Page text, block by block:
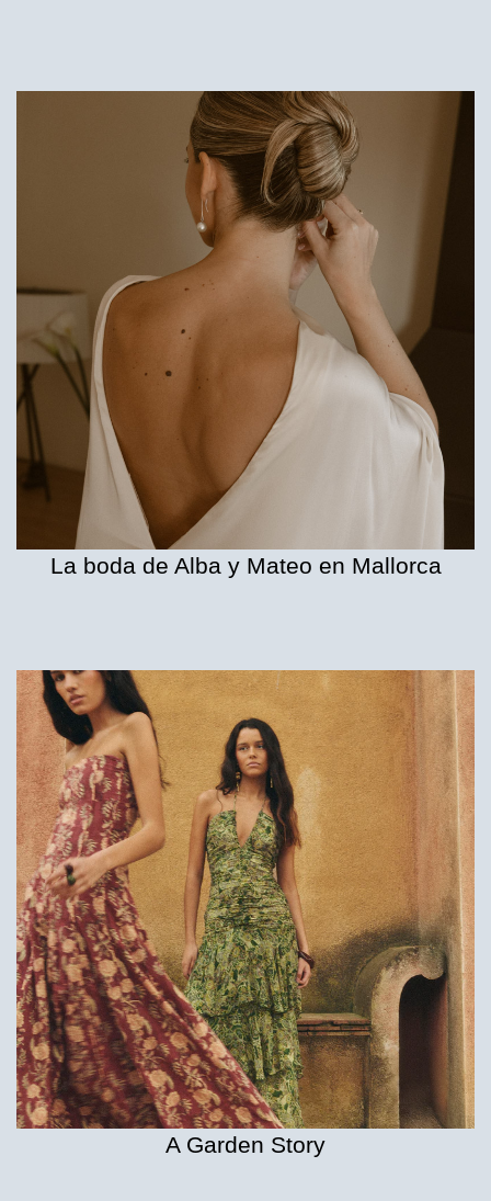
La boda de Alba y Mateo en Mallorca
A Garden Story